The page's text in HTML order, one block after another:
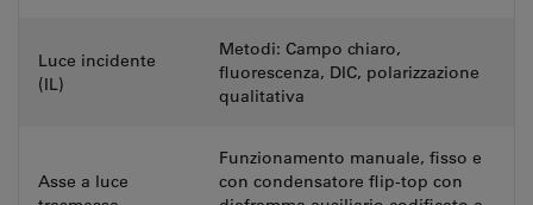
Luce incidente
(IL)
Metodi: Campo chiaro,
fluorescenza, DIC, polarizzazione
qualitativa
Asse a luce
Funzionamento manuale, fisso e
con condensatore flip-top con